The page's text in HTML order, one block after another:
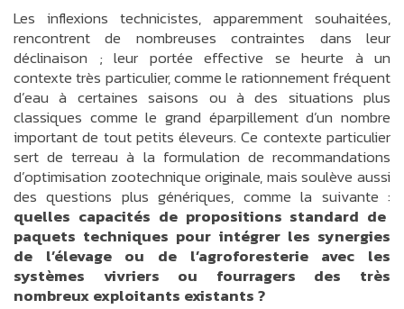
Les inflexions technicistes, apparemment souhaitées,
rencontrent de nombreuses contraintes dans leur
déclinaison ; leur portée effective se heurte à un
contexte très particulier, comme le rationnement fréquent
d’eau à certaines saisons ou à des situations plus
classiques comme le grand éparpillement d’un nombre
important de tout petits éleveurs. Ce contexte particulier
sert de terreau à la formulation de recommandations
d’optimisation zootechnique originale, mais soulève aussi
des questions plus génériques, comme la suivante :
quelles capacités de propositions standard de
paquets techniques pour intégrer les synergies
de l’élevage ou de l’agroforesterie avec les
systèmes vivriers ou fourragers des très
nombreux exploitants existants ?